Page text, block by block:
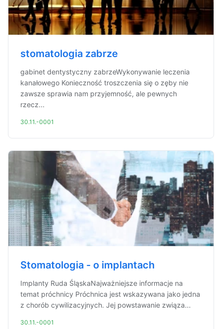
stomatologia zabrze
gabinet dentystyczny zabrzeWykonywanie leczenia
kanałowego Konieczność troszczenia się o zęby nie
zawsze sprawia nam przyjemność, ale pewnych
rzecz...
30.11.-0001
Stomatologia - o implantach
Implanty Ruda ŚląskaNajważniejsze informacje na
temat próchnicy Próchnica jest wskazywana jako jedna
z chorób cywilizacyjnych. Jej powstawanie związa...
30.11.-0001